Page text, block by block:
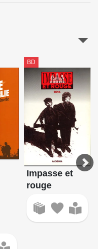
BD
Impasse et
rouge